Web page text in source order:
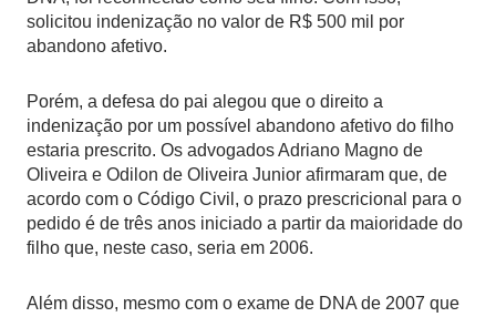
solicitou indenização no valor de R$ 500 mil por
abandono afetivo.
Porém, a defesa do pai alegou que o direito a
indenização por um possível abandono afetivo do filho
estaria prescrito. Os advogados Adriano Magno de
Oliveira e Odilon de Oliveira Junior afirmaram que, de
acordo com o Código Civil, o prazo prescricional para o
pedido é de três anos iniciado a partir da maioridade do
filho que, neste caso, seria em 2006.
Além disso, mesmo com o exame de DNA de 2007 que